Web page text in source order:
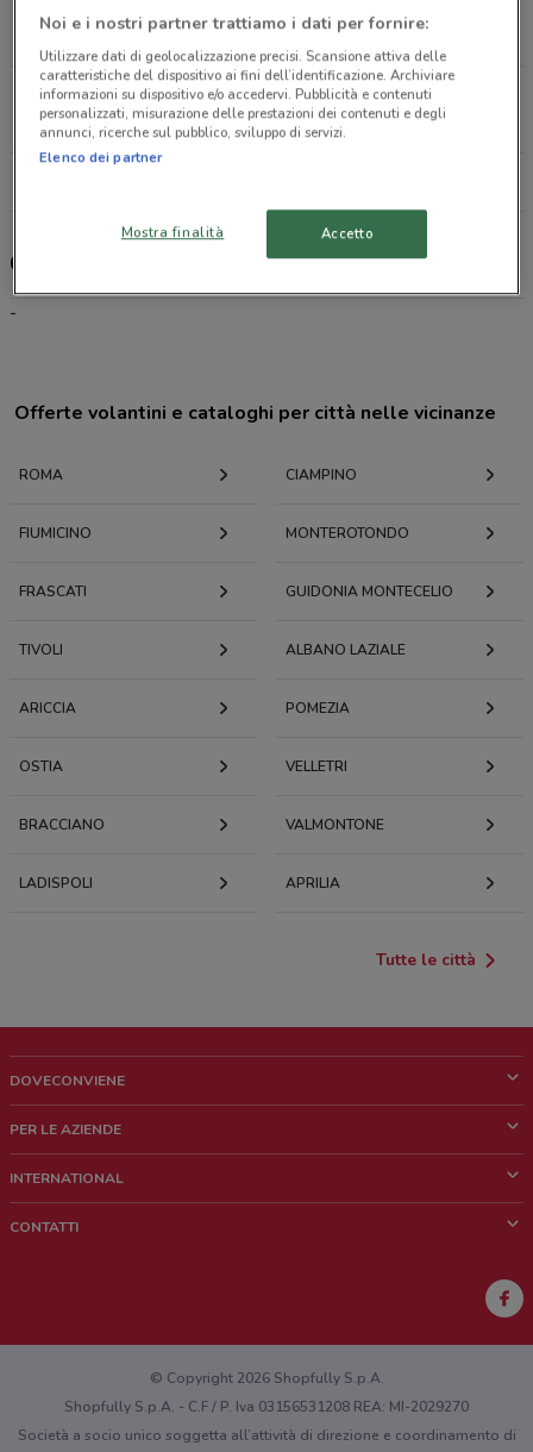
7.3 km
CHIUSO
Via C. Colombo / angolo via oceano Pacifico Roma
11.1 km
CHIUSO
CoopVoce, offerte e negozi
-
Offerte volantini e cataloghi per città nelle vicinanze
ROMA CIAMPINO
FIUMICINO MONTEROTONDO
FRASCATI GUIDONIA MONTECELIO
TIVOLI ALBANO LAZIALE
ARICCIA POMEZIA
OSTIA VELLETRI
BRACCIANO VALMONTONE
LADISPOLI APRILIA
Tutte le città
DOVECONVIENE
Chi siamo
Lavora con noi
PER LE AZIENDE
Richieste commerciali e marketing
INTERNATIONAL
CONTATTI
Hai un malfunzionamento sul web o sull'app?
© Copyright 2026 Shopfully S.p.A.
Shopfully S.p.A. - C.F / P. Iva 03156531208 REA: MI-2029270
Società a socio unico soggetta all’attività di direzione e coordinamento di
Noi e i nostri partner trattiamo i dati per fornire:
Utilizzare dati di geolocalizzazione precisi. Scansione attiva delle
caratteristiche del dispositivo ai fini dell’identificazione. Archiviare
informazioni su dispositivo e/o accedervi. Pubblicità e contenuti
personalizzati, misurazione delle prestazioni dei contenuti e degli
annunci, ricerche sul pubblico, sviluppo di servizi.
Elenco dei partner
Mostra finalità Accetto